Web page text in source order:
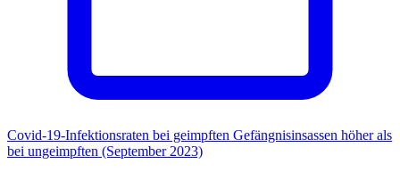
Covid-19-Infektionsraten bei geimpften Gefängnisinsassen höher als
bei ungeimpften (September 2023)